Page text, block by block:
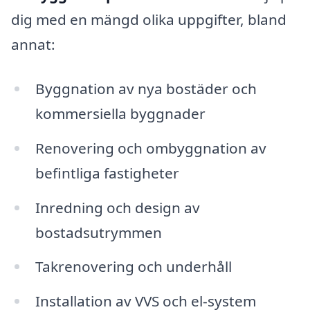
dig med en mängd olika uppgifter, bland
annat:
Byggnation av nya bostäder och
kommersiella byggnader
Renovering och ombyggnation av
befintliga fastigheter
Inredning och design av
bostadsutrymmen
Takrenovering och underhåll
Installation av VVS och el-system